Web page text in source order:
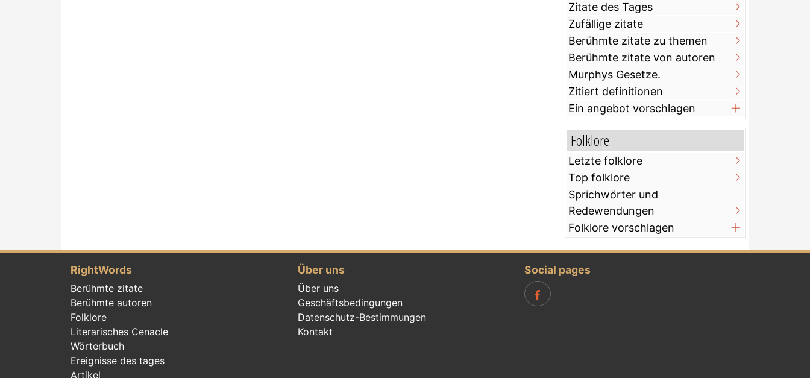
Zitate des Tages
Zufällige zitate
Berühmte zitate zu themen
Berühmte zitate von autoren
Murphys Gesetze.
Zitiert definitionen
Ein angebot vorschlagen
Folklore
Letzte folklore
Top folklore
Sprichwörter und
Redewendungen
Folklore vorschlagen
RightWords
Berühmte zitate
Berühmte autoren
Folklore
Literarisches Cenacle
Wörterbuch
Ereignisse des tages
Artikel
Über uns
Über uns
Geschäftsbedingungen
Datenschutz-Bestimmungen
Kontakt
Social pages